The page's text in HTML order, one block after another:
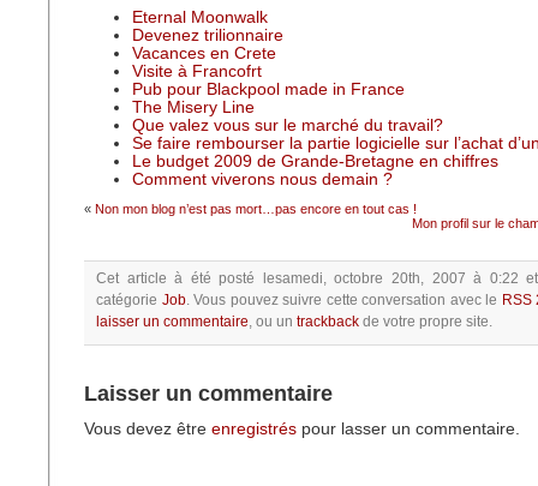
Eternal Moonwalk
Devenez trilionnaire
Vacances en Crete
Visite à Francofrt
Pub pour Blackpool made in France
The Misery Line
Que valez vous sur le marché du travail?
Se faire rembourser la partie logicielle sur l’achat
Le budget 2009 de Grande-Bretagne en chiffres
Comment viverons nous demain ?
« Non mon blog n’est pas mort…pas encore en tout cas !
Mon profil sur le
Cet article à été posté lesamedi, octobre 20th, 2007 à 0:22
catégorie Job. Vous pouvez suivre cette conversation avec le RSS
laisser un commentaire, ou un trackback de votre propre site.
Laisser un commentaire
Vous devez être enregistrés pour lasser un commentaire.